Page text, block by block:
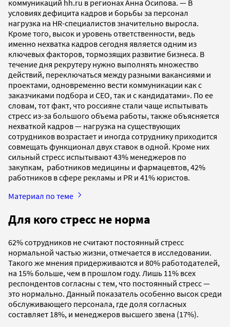
коммуникаций hh.ru в регионах Анна Осипова. — В
условиях дефицита кадров и борьбы за персонал
нагрузка на HR-специалистов значительно выросла.
Кроме того, высок и уровень ответственности, ведь
именно нехватка кадров сегодня является одним из
ключевых факторов, тормозящих развитие бизнеса. В
течение дня рекрутеру нужно выполнять множество
действий, переключаться между разными вакансиями и
проектами, одновременно вести коммуникации как с
заказчиками подбора и CEO, так и с кандидатами». По ее
словам, тот факт, что россияне стали чаще испытывать
стресс из-за большого объема работы, также объясняется
нехваткой кадров — нагрузка на существующих
сотрудников возрастает и иногда сотруднику приходится
совмещать функционал двух ставок в одной. Кроме них
сильный стресс испытывают 43% менеджеров по
закупкам, работников медицины и фармацевтов, 42%
работников в сфере рекламы и PR и 41% юристов.
Материал по теме
Для кого стресс не норма
62% сотрудников не считают постоянный стресс
нормальной частью жизни, отмечается в исследовании.
Такого же мнения придерживаются и 80% работодателей,
на 15% больше, чем в прошлом году. Лишь 11% всех
респондентов согласны с тем, что постоянный стресс —
это нормально. Данный показатель особенно высок среди
обслуживающего персонала, где доля согласных
составляет 18%, и менеджеров высшего звена (17%).